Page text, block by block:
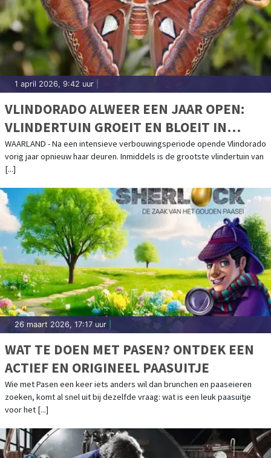
1 april 2026, 9:42 uur
VLINDORADO ALWEER EEN JAAR OPEN:
VLINDERTUIN GROEIT EN BLOEIT IN
WAARLAND
WAARLAND - Na een intensieve verbouwingsperiode opende Vlindorado
vorig jaar opnieuw haar deuren. Inmiddels is de grootste vlindertuin van
[...]
26 maart 2026, 17:17 uur
WAT TE DOEN MET PASEN? ONTDEK EEN
ACTIEF EN ORIGINEEL PAASUITJE
Wie met Pasen een keer iets anders wil dan brunchen en paaseieren
zoeken, komt al snel uit bij dezelfde vraag: wat is een leuk paasuitje
voor het [...]